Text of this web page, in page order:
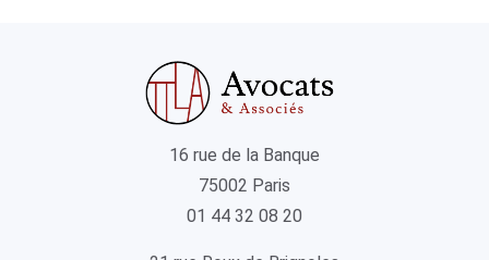
16 rue de la Banque
75002 Paris
01 44 32 08 20